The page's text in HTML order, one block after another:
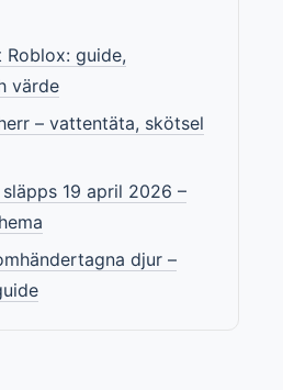
Roblox: guide,
värde
– vattentäta, skötsel
19 april 2026 –
djur –